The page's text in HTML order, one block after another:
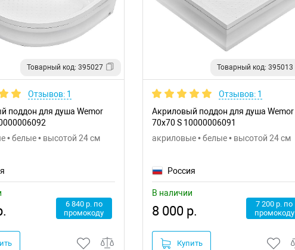
Товарный код: 395027
Отзывов: 1
поддон для душа Wemor
• белые • высотой 24 см
6 840 р. по
промокоду
Товарный код: 395013
Отзывов: 1
Акриловый поддон для душа Wemor
70х70 S 10000006091
акриловые • белые • высотой 24 см
Россия
В наличии
8 000 р.
7 200 р. по
промокоду
Купить